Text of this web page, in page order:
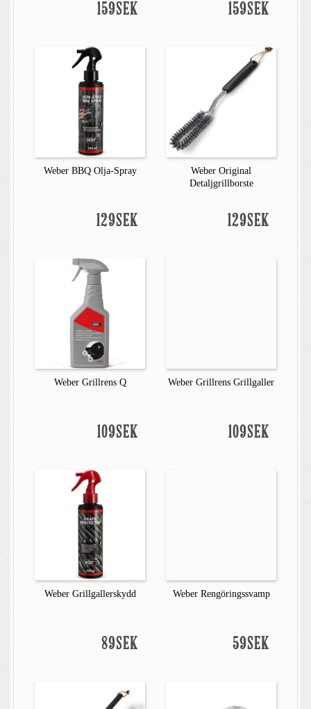
159SEK 159SEK
Weber BBQ Olja-Spray
129SEK
Weber Original
Detaljgrillborste
129SEK
Weber Grillrens Q
109SEK
Weber Grillrens Grillgaller
109SEK
Weber Grillgallerskydd
89SEK
Weber Rengöringssvamp
59SEK